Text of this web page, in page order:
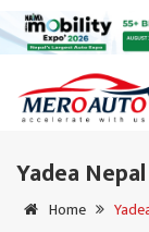
Yadea Nepal
Home